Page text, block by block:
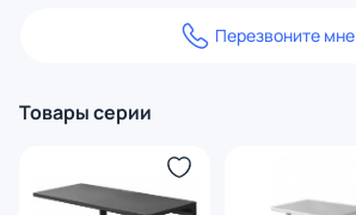
Перезвоните мне
Товары серии